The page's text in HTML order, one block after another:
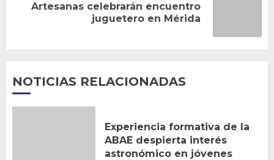
Siguiente
Artesanas celebrarán encuentro
juguetero en Mérida
NOTICIAS RELACIONADAS
Experiencia formativa de la
ABAE despierta interés
astronómico en jóvenes